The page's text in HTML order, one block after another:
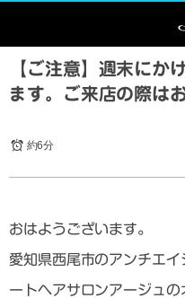
【ご注意】週末にか
ます。ご来店の際は
約6分
おはようございます。
愛知県西尾市のアンチエ
ートヘアサロンアージュの